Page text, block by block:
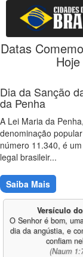
Datas
Hoje
Dia da Sanção
da Penha
A Lei Maria da Penha,
denominação
número 11.340, é
legal brasileir...
Saiba Mais
Versículo
O Senhor é bom,
dia da angústia, e
confiam
(Naum